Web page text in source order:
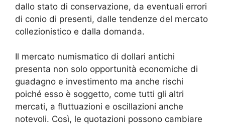
dallo stato di conservazione, da eventuali errori
di conio di presenti, dalle tendenze del mercato
collezionistico e dalla domanda.
Il mercato numismatico di dollari antichi
presenta non solo opportunità economiche di
guadagno e investimento ma anche rischi
poiché esso è soggetto, come tutti gli altri
mercati, a fluttuazioni e oscillazioni anche
notevoli. Così, le quotazioni possono cambiare